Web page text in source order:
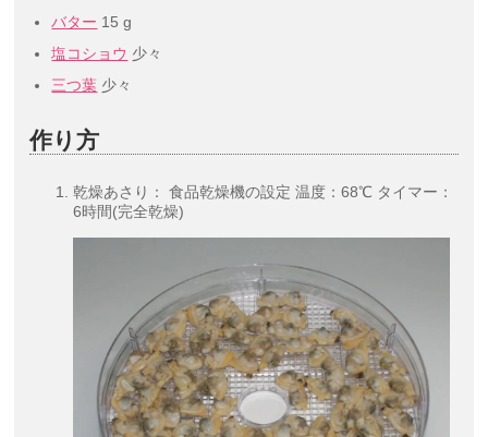
バター 15 g
塩コショウ 少々
三つ葉 少々
作り方
乾燥あさり： 食品乾燥機の設定 温度：68℃ タイマー：
6時間(完全乾燥)